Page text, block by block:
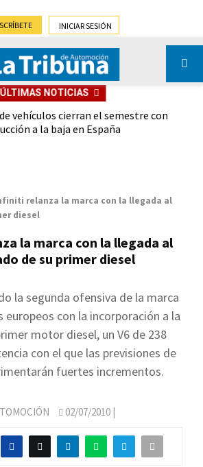
INICIAR SESIÓN
ÚLTIMAS NOTICIAS
vehículos cierran el semestre con
a la baja en España
relanza la marca con la llegada al
diesel
la marca con la llegada al
de su primer diesel
la segunda ofensiva de la marca
europeos con la incorporación a la
motor diesel, un V6 de 238
con el que las previsiones de
fuertes incrementos.
02/07/2010 |